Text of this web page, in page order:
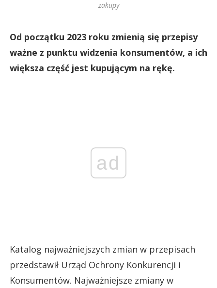
zakupy
Od początku 2023 roku zmienią się przepisy
ważne z punktu widzenia konsumentów, a ich
większa część jest kupującym na rękę.
ad
Katalog najważniejszych zmian w przepisach
przedstawił Urząd Ochrony Konkurencji i
Konsumentów. Najważniejsze zmiany w